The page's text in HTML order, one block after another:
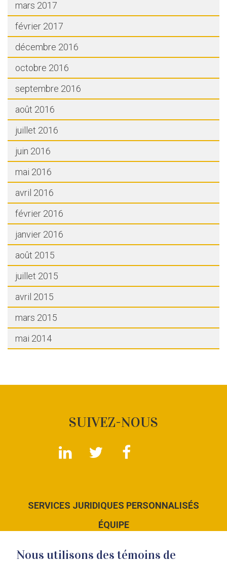
mars 2017
février 2017
décembre 2016
octobre 2016
septembre 2016
août 2016
juillet 2016
juin 2016
mai 2016
avril 2016
février 2016
janvier 2016
août 2015
juillet 2015
avril 2015
mars 2015
mai 2014
SUIVEZ-NOUS
SERVICES JURIDIQUES PERSONNALISÉS
ÉQUIPE
Nous utilisons des témoins de